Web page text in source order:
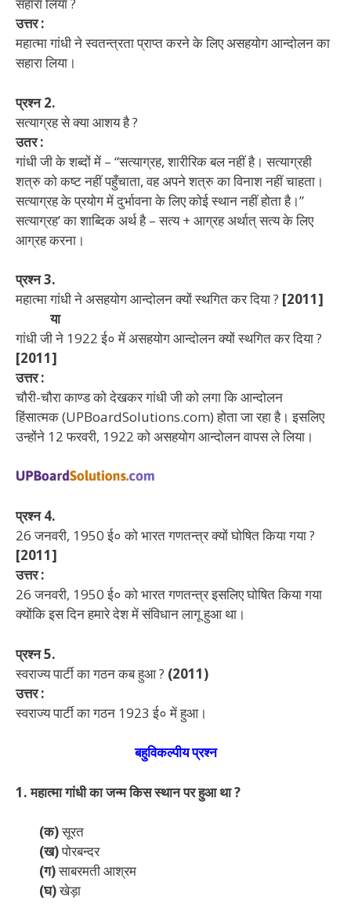
उत्तर :
महात्मा गांधी ने स्वतन्त्रता प्राप्त करने के लिए असहयोग आन्दोलन का
सहारा लिया।
प्रश्न 2.
सत्याग्रह से क्या आशय है ?
उतर :
गांधी जी के शब्दों में – “सत्याग्रह, शारीरिक बल नहीं है। सत्याग्रही
शत्रु को कष्ट नहीं पहुँचाता, वह अपने शत्रु का विनाश नहीं चाहता।
सत्याग्रह के प्रयोग में दुर्भावना के लिए कोई स्थान नहीं होता है।”
सत्याग्रह’ का शाब्दिक अर्थ है – सत्य + आग्रह अर्थात् सत्य के लिए
आग्रह करना।
प्रश्न 3.
महात्मा गांधी ने असहयोग आन्दोलन क्यों स्थगित कर दिया ? [2011]
या
गांधी जी ने 1922 ई० में असहयोग आन्दोलन क्यों स्थगित कर दिया ?
[2011]
उत्तर :
चौरी-चौरा काण्ड को देखकर गांधी जी को लगा कि आन्दोलन
हिंसात्मक (UPBoardSolutions.com) होता जा रहा है। इसलिए
उन्होंने 12 फरवरी, 1922 को असहयोग आन्दोलन वापस ले लिया।
प्रश्न 4.
26 जनवरी, 1950 ई० को भारत गणतन्त्र क्यों घोषित किया गया ?
[2011]
उत्तर :
26 जनवरी, 1950 ई० को भारत गणतन्त्र इसलिए घोषित किया गया
क्योंकि इस दिन हमारे देश में संविधान लागू हुआ था।
प्रश्न 5.
स्वराज्य पार्टी का गठन कब हुआ ? (2011)
उत्तर :
स्वराज्य पार्टी का गठन 1923 ई० में हुआ।
बहुविकल्पीय प्रश्न
1. महात्मा गांधी का जन्म किस स्थान पर हुआ था ?
(क)सूरत
(ख)पोरबन्दर
(ग)साबरमती आश्रम
(घ)खेड़ा